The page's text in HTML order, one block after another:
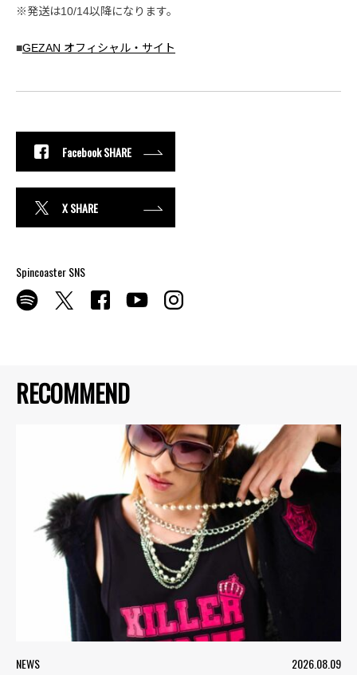
RECOMMEND
NEWS 2026.08.09
※発送は10/14以降になります。
■GEZAN オフィシャル・サイト
Facebook SHARE
X SHARE
Spincoaster SNS